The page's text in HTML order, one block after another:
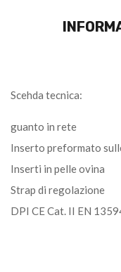
Scehda tecnica:
guanto in rete
Inserto preformato
Inserti in pelle ovina
Strap di regolazione
DPI CE Cat. II EN